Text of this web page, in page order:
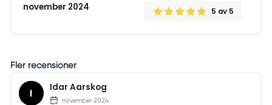
november 2024 5 av 5
Fler recensioner
I Idar Aarskog
november 2024